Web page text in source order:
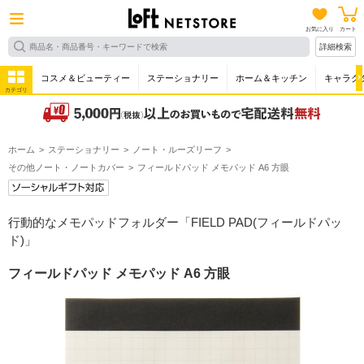
お気に入り カート
詳細検索
カテゴリ
コスメ＆ビューティー ステーショナリー ホーム＆キッチン キャラク
ホーム ステーショナリー
ノート・ルーズリーフ
その他ノート・ノートカバー
フィールドパッド メモパッド A6 方眼
行動的なメモパッドフォルダー「FIELD PAD(フィールドパッ
ド)」
フィールドパッド メモパッド A6 方眼